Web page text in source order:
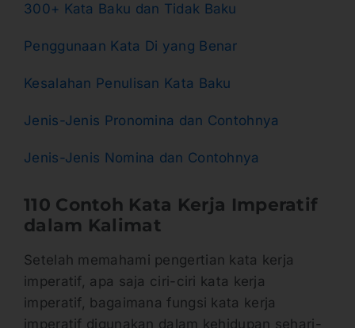
300+ Kata Baku dan Tidak Baku
Penggunaan Kata Di yang Benar
Kesalahan Penulisan Kata Baku
Jenis-Jenis Pronomina dan Contohnya
Jenis-Jenis Nomina dan Contohnya
110 Contoh Kata Kerja Imperatif
dalam Kalimat
Setelah memahami pengertian kata kerja
imperatif, apa saja ciri-ciri kata kerja
imperatif, bagaimana fungsi kata kerja
imperatif digunakan dalam kehidupan sehari-